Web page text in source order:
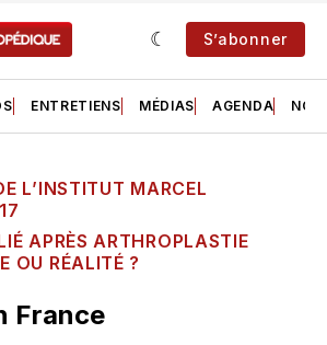
S’abonner
ENTRETIENS MÉDIAS AGENDA NOS
L’INSTITUT MARCEL
APRÈS ARTHROPLASTIE
OU RÉALITÉ ?
France